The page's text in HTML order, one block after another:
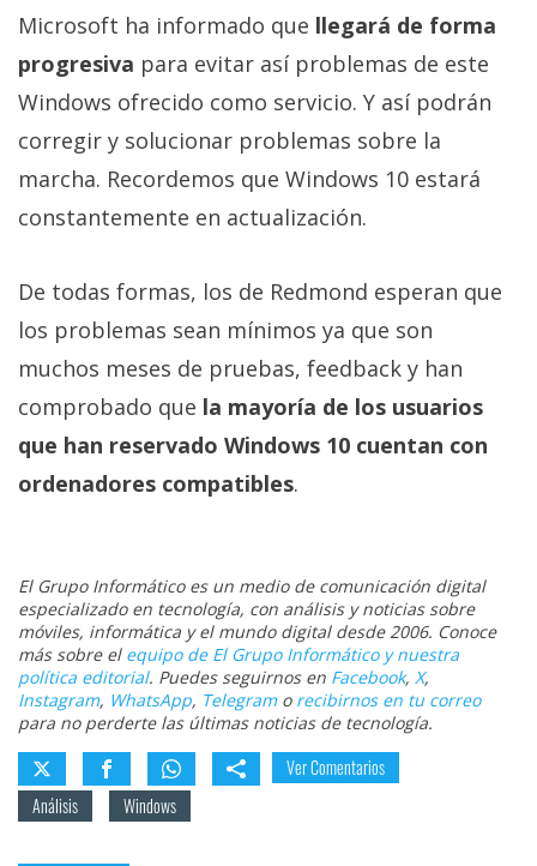
Microsoft ha informado que llegará de forma
progresiva para evitar así problemas de este
Windows ofrecido como servicio. Y así podrán
corregir y solucionar problemas sobre la
marcha. Recordemos que Windows 10 estará
constantemente en actualización.
De todas formas, los de Redmond esperan que
los problemas sean mínimos ya que son
muchos meses de pruebas, feedback y han
comprobado que la mayoría de los usuarios
que han reservado Windows 10 cuentan con
ordenadores compatibles.
El Grupo Informático es un medio de comunicación digital
especializado en tecnología, con análisis y noticias sobre
móviles, informática y el mundo digital desde 2006. Conoce
más sobre el equipo de El Grupo Informático y nuestra
política editorial. Puedes seguirnos en Facebook, X,
Instagram, WhatsApp, Telegramo recibirnos en tu correo
para no perderte las últimas noticias de tecnología.
Ver Comentarios
Análisis
Windows